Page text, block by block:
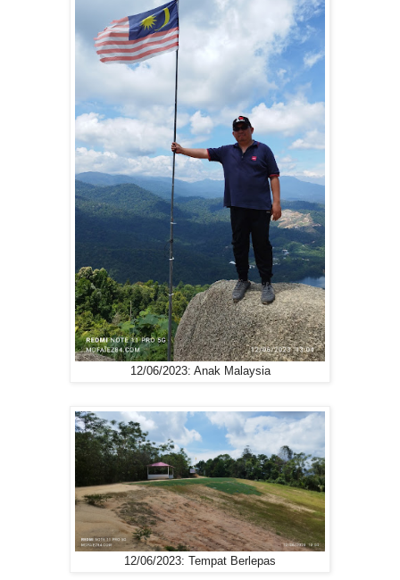
12/06/2023: Anak Malaysia
12/06/2023: Tempat Berlepas